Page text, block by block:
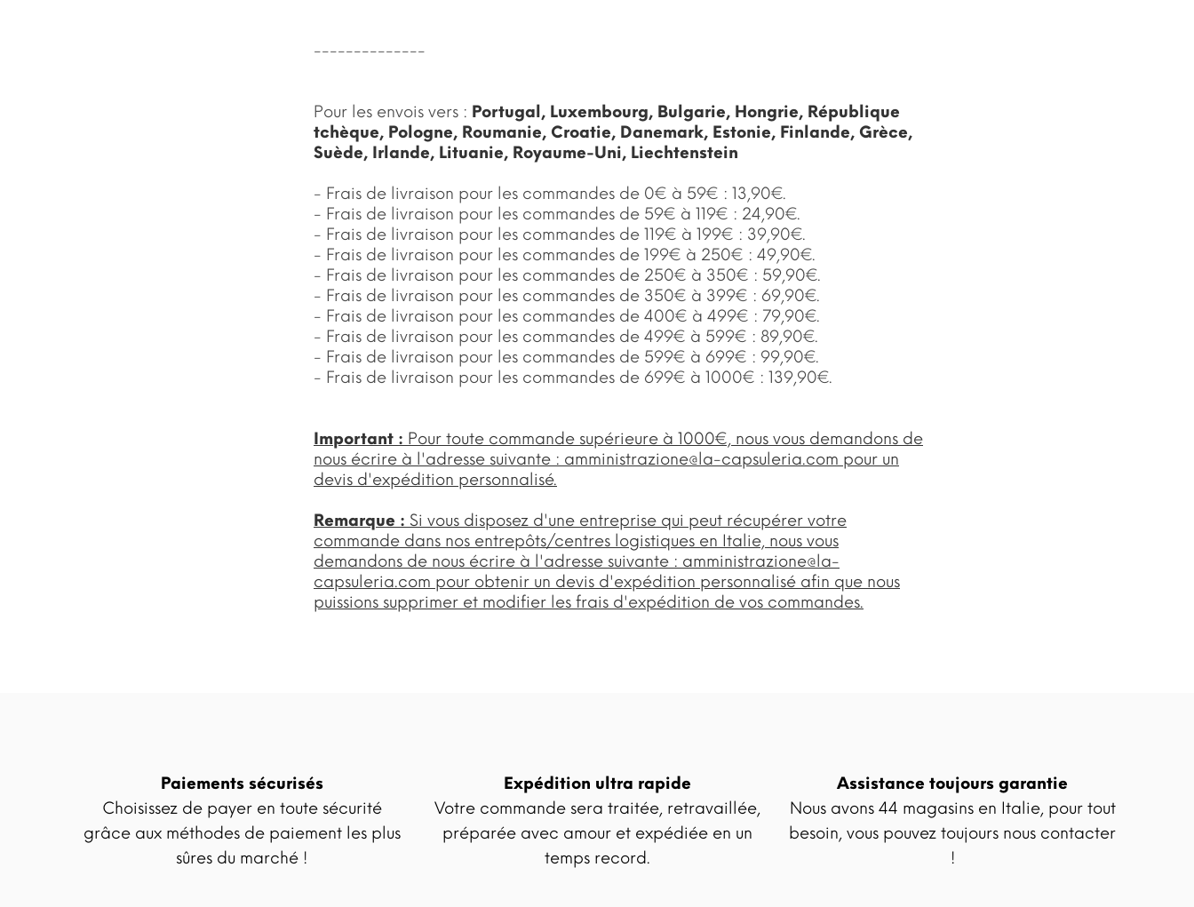
--------------
Pour les envois vers : Portugal, Luxembourg, Bulgarie, Hongrie, République
tchèque, Pologne, Roumanie, Croatie, Danemark, Estonie, Finlande, Grèce,
Suède, Irlande, Lituanie, Royaume-Uni, Liechtenstein
- Frais de livraison pour les commandes de 0€ à 59€ : 13,90€.
- Frais de livraison pour les commandes de 59€ à 119€ : 24,90€.
- Frais de livraison pour les commandes de 119€ à 199€ : 39,90€.
- Frais de livraison pour les commandes de 199€ à 250€ : 49,90€.
- Frais de livraison pour les commandes de 250€ à 350€ : 59,90€.
- Frais de livraison pour les commandes de 350€ à 399€ : 69,90€.
- Frais de livraison pour les commandes de 400€ à 499€ : 79,90€.
- Frais de livraison pour les commandes de 499€ à 599€ : 89,90€.
- Frais de livraison pour les commandes de 599€ à 699€ : 99,90€.
- Frais de livraison pour les commandes de 699€ à 1000€ : 139,90€.
Important : Pour toute commande supérieure à 1000€, nous vous demandons de
nous écrire à l'adresse suivante : amministrazione@la-capsuleria.com pour un
devis d'expédition personnalisé.
Remarque : Si vous disposez d'une entreprise qui peut récupérer votre
commande dans nos entrepôts/centres logistiques en Italie, nous vous
demandons de nous écrire à l'adresse suivante : amministrazione@la-
capsuleria.com pour obtenir un devis d'expédition personnalisé afin que nous
puissions supprimer et modifier les frais d'expédition de vos commandes.
Paiements sécurisés
Choisissez de payer en toute sécurité
grâce aux méthodes de paiement les plus
sûres du marché !
Expédition ultra rapide
Votre commande sera traitée, retravaillée,
préparée avec amour et expédiée en un
temps record.
Assistance toujours garantie
Nous avons 44 magasins en Italie, pour tout
besoin, vous pouvez toujours nous contacter
!